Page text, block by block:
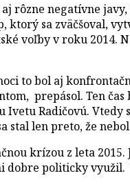
aj rôzne negatívne
ktorý sa zväčšoval,
voľby v roku 2014.
to bol aj
prepásol. Ten
Radičovú.
stal len preto, že
krízou z leta
dobre politicky